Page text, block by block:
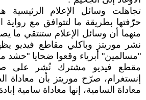
تجاهلت وسائل الإعلام الرئيسية
حرّفتها بطريقة ما لتتوافق مع رواية
منهما أن وسائل الإعلام ستنتقي ما
نشر موريتز وباكلي مقاطع فيديو
"مسالمين" أبرياء وقعوا ضحايا "حشد
مقطع فيديو مشترك نُشر على
إنستغرام، صرّح موريتز بأن معاداة
معاداة السامية، إنها معاداة سامية